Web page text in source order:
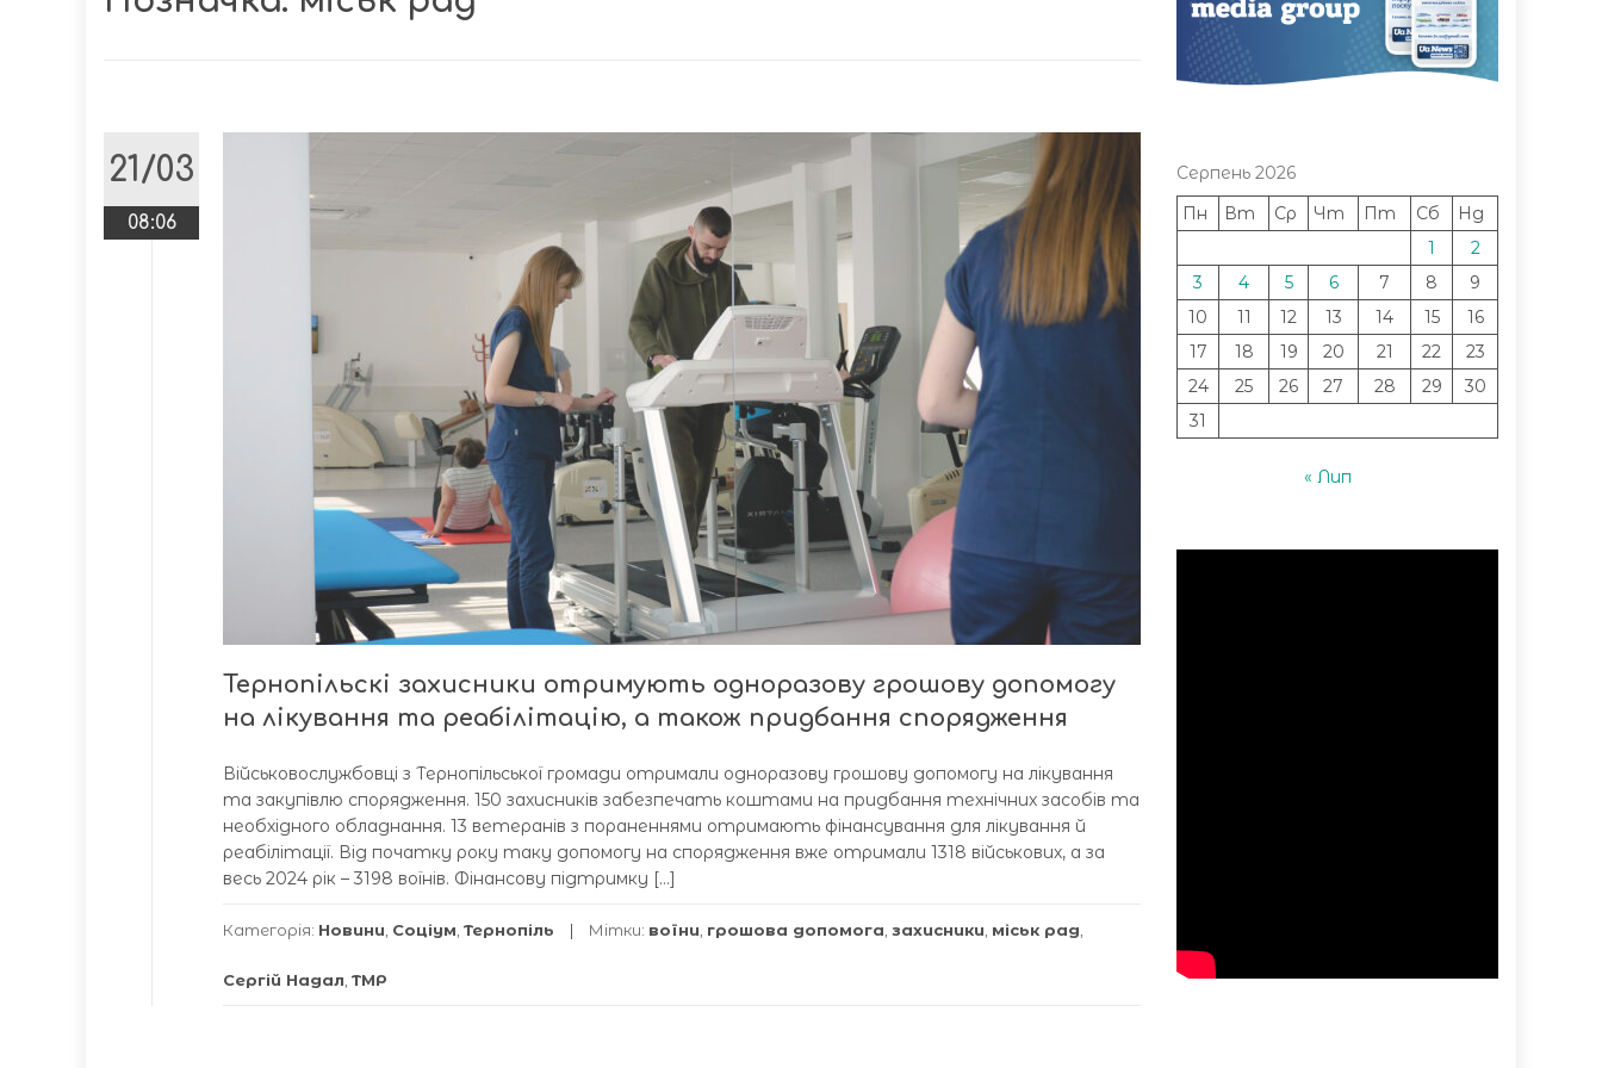
21/03
08:06
Тернопільскі захисники отримують одноразову грошову допомогу
на лікування та реабілітацію, а також придбання спорядження
Військовослужбовці з Тернопільської громади отримали одноразову грошову допомогу на лікування
та закупівлю спорядження. 150 захисників забезпечать коштами на придбання технічних засобів та
необхідного обладнання. 13 ветеранів з пораненнями отримають фінансування для лікування й
реабілітації. Від початку року таку допомогу на спорядження вже отримали 1318 військових, а за
весь 2024 рік – 3198 воїнів. Фінансову підтримку […]
Категорія: Новини Соціум Тернопіль Мітки: воїни грошова допомога захисники міськ рад
Сергій Надал ТМР
Серпень 2026
Пн
Вт Ср Чт Пт Сб
Нд
1
2
3
4 5 6 7 8
9
10
11 12 13 14 15
16
17
18 19 20 21 22
23
24
25 26 27 28 29
30
31
« Лип